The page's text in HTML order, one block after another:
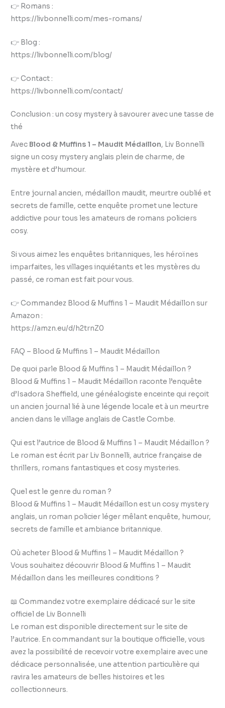
👉 Romans :
https://livbonnelli.com/mes-romans/
👉 Blog :
https://livbonnelli.com/blog/
👉 Contact :
https://livbonnelli.com/contact/
Conclusion : un cosy mystery à savourer avec une tasse de
thé
Avec Blood & Muffins 1 – Maudit Médaillon, Liv Bonnelli
signe un cosy mystery anglais plein de charme, de
mystère et d’humour.
Entre journal ancien, médaillon maudit, meurtre oublié et
secrets de famille, cette enquête promet une lecture
addictive pour tous les amateurs de romans policiers
cosy.
Si vous aimez les enquêtes britanniques, les héroïnes
imparfaites, les villages inquiétants et les mystères du
passé, ce roman est fait pour vous.
👉 Commandez Blood & Muffins 1 – Maudit Médaillon sur
Amazon :
https://amzn.eu/d/h2trnZ0
FAQ – Blood & Muffins 1 – Maudit Médaillon
De quoi parle Blood & Muffins 1 – Maudit Médaillon ?
Blood & Muffins 1 – Maudit Médaillon raconte l’enquête
d’Isadora Sheffield, une généalogiste enceinte qui reçoit
un ancien journal lié à une légende locale et à un meurtre
ancien dans le village anglais de Castle Combe.
Qui est l’autrice de Blood & Muffins 1 – Maudit Médaillon ?
Le roman est écrit par Liv Bonnelli, autrice française de
thrillers, romans fantastiques et cosy mysteries.
Quel est le genre du roman ?
Blood & Muffins 1 – Maudit Médaillon est un cosy mystery
anglais, un roman policier léger mêlant enquête, humour,
secrets de famille et ambiance britannique.
Où acheter Blood & Muffins 1 – Maudit Médaillon ?
Vous souhaitez découvrir Blood & Muffins 1 – Maudit
Médaillon dans les meilleures conditions ?
📖 Commandez votre exemplaire dédicacé sur le site
officiel de Liv Bonnelli
Le roman est disponible directement sur le site de
l’autrice. En commandant sur la boutique officielle, vous
avez la possibilité de recevoir votre exemplaire avec une
dédicace personnalisée, une attention particulière qui
ravira les amateurs de belles histoires et les
collectionneurs.